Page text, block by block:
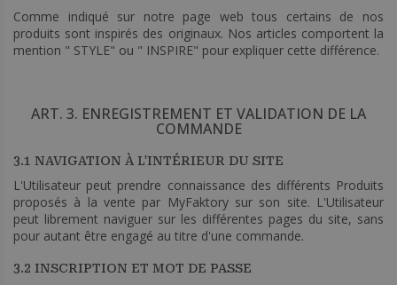
Comme indiqué sur notre page web tous certains de nos
produits sont inspirés des originaux. Nos articles comportent la
mention " STYLE" ou " INSPIRE" pour expliquer cette différence.
ART. 3. ENREGISTREMENT ET VALIDATION DE LA
COMMANDE
3.1 NAVIGATION À L'INTÉRIEUR DU SITE
L'Utilisateur peut prendre connaissance des différents Produits
proposés à la vente par MyFaktory sur son site. L'Utilisateur
peut librement naviguer sur les différentes pages du site, sans
pour autant être engagé au titre d'une commande.
3.2 INSCRIPTION ET MOT DE PASSE